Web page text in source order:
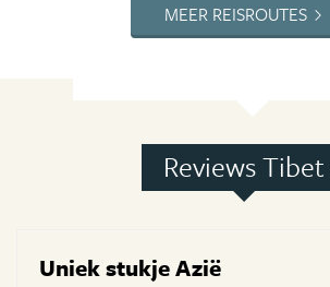
MEER REISROUTES
Reviews Tibet
Uniek stukje Azië